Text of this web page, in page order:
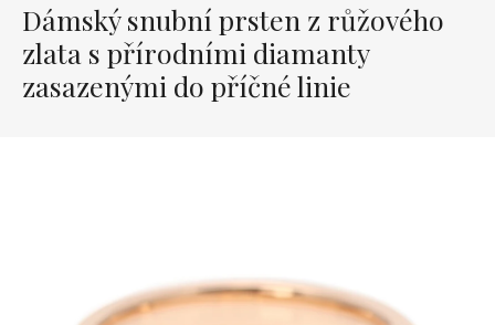
Dámský snubní prsten z růžového
zlata s přírodními diamanty
zasazenými do příčné linie